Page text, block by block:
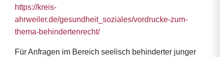
https://kreis-
ahrweiler.de/gesundheit_soziales/vordrucke-zum-
thema-behindertenrecht/
Für Anfragen im Bereich seelisch behinderter junger